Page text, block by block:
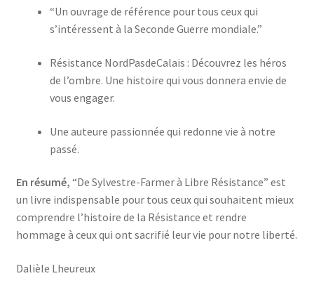
“Un ouvrage de référence pour tous ceux qui
s’intéressent à la Seconde Guerre mondiale.”
Résistance NordPasdeCalais : Découvrez les héros
de l’ombre. Une histoire qui vous donnera envie de
vous engager.
Une auteure passionnée qui redonne vie à notre
passé.
En résumé, “De Sylvestre-Farmer à Libre Résistance” est
un livre indispensable pour tous ceux qui souhaitent mieux
comprendre l’histoire de la Résistance et rendre
hommage à ceux qui ont sacrifié leur vie pour notre liberté.
Dalièle Lheureux